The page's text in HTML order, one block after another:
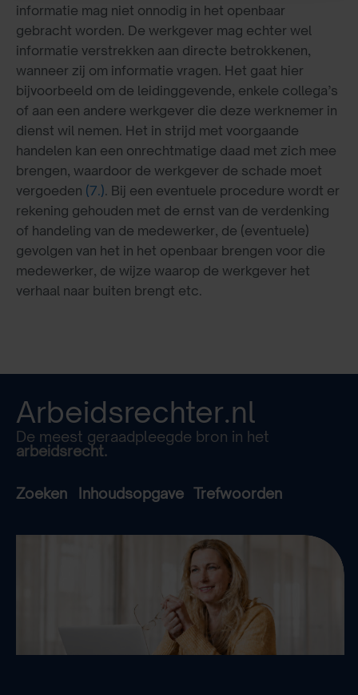
informatie mag niet onnodig in het openbaar
gebracht worden. De werkgever mag echter wel
informatie verstrekken aan directe betrokkenen,
wanneer zij om informatie vragen. Het gaat hier
bijvoorbeeld om de leidinggevende, enkele collega’s
of aan een andere werkgever die deze werknemer in
dienst wil nemen. Het in strijd met voorgaande
handelen kan een onrechtmatige daad met zich mee
brengen, waardoor de werkgever de schade moet
vergoeden (7.). Bij een eventuele procedure wordt er
rekening gehouden met de ernst van de verdenking
of handeling van de medewerker, de (eventuele)
gevolgen van het in het openbaar brengen voor die
medewerker, de wijze waarop de werkgever het
verhaal naar buiten brengt etc.
Arbeidsrechter.nl
De meest geraadpleegde bron in het
arbeidsrecht.
Zoeken Inhoudsopgave Trefwoorden